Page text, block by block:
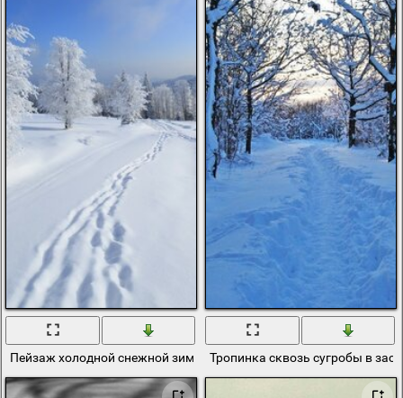
Пейзаж холодной снежной зимы Тропинка сквозь сугробы в